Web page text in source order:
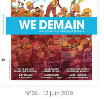
N°26 - 12 juin 2019